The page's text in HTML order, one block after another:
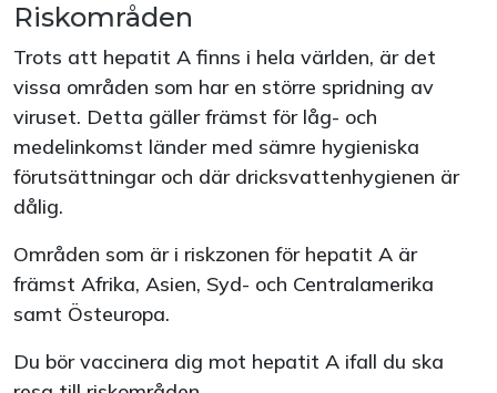
Riskområden
Trots att hepatit A finns i hela världen, är det
vissa områden som har en större spridning av
viruset. Detta gäller främst för låg- och
medelinkomst länder med sämre hygieniska
förutsättningar och där dricksvattenhygienen är
dålig.
Områden som är i riskzonen för hepatit A är
främst Afrika, Asien, Syd- och Centralamerika
samt Östeuropa.
Du bör vaccinera dig mot hepatit A ifall du ska